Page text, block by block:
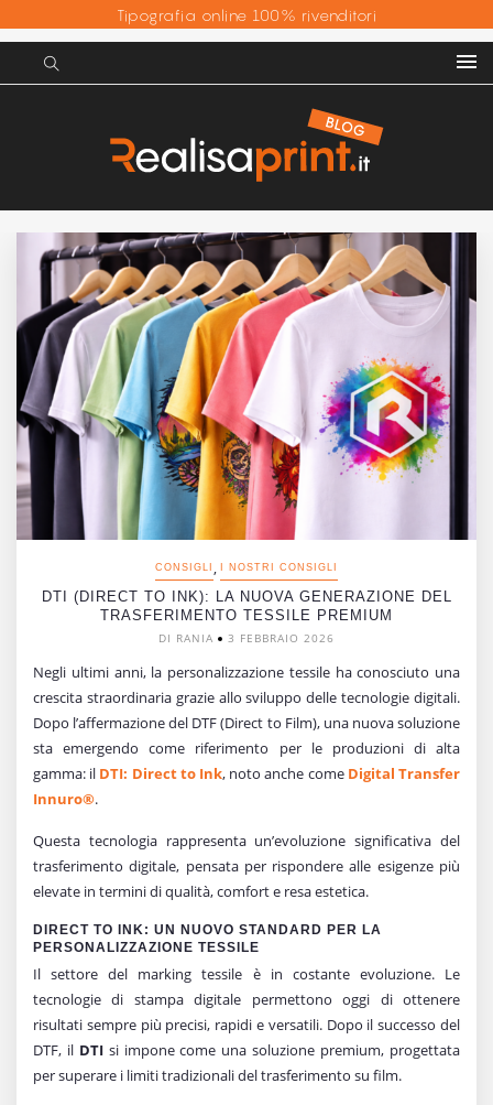
Tipografia online 100% rivenditori
CONSIGLI , I NOSTRI CONSIGLI
DTI (DIRECT TO INK): LA NUOVA GENERAZIONE DEL
TRASFERIMENTO TESSILE PREMIUM
DI RANIA 3 FEBBRAIO 2026
Negli ultimi anni, la personalizzazione tessile ha conosciuto una
crescita straordinaria grazie allo sviluppo delle tecnologie digitali.
Dopo l’affermazione del DTF (Direct to Film), una nuova soluzione
sta emergendo come riferimento per le produzioni di alta
gamma: il DTI: Direct to Ink, noto anche come Digital Transfer
Innuro®.
Questa tecnologia rappresenta un’evoluzione significativa del
trasferimento digitale, pensata per rispondere alle esigenze più
elevate in termini di qualità, comfort e resa estetica.
DIRECT TO INK: UN NUOVO STANDARD PER LA
PERSONALIZZAZIONE TESSILE
Il settore del marking tessile è in costante evoluzione. Le
tecnologie di stampa digitale permettono oggi di ottenere
risultati sempre più precisi, rapidi e versatili. Dopo il successo del
DTF, il DTIsi impone come una soluzione premium, progettata
per superare i limiti tradizionali del trasferimento su film.